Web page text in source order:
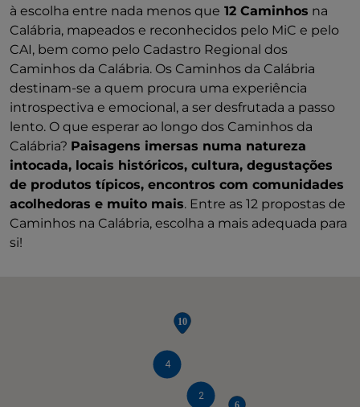
à escolha entre nada menos que 12 Caminhos na
Calábria, mapeados e reconhecidos pelo MiC e pelo
CAI, bem como pelo Cadastro Regional dos
Caminhos da Calábria. Os Caminhos da Calábria
destinam-se a quem procura uma experiência
introspectiva e emocional, a ser desfrutada a passo
lento. O que esperar ao longo dos Caminhos da
Calábria? Paisagens imersas numa natureza
intocada, locais históricos, cultura, degustações
de produtos típicos, encontros com comunidades
acolhedoras e muito mais. Entre as 12 propostas de
Caminhos na Calábria, escolha a mais adequada para
si!
4
2